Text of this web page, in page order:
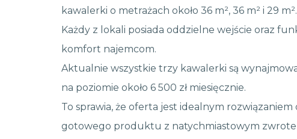
kawalerki o metrażach około 36 m², 36 m² i 29 m².
Każdy z lokali posiada oddzielne wejście oraz
komfort najemcom.
Aktualnie wszystkie trzy kawalerki są
na poziomie około 6 500 zł miesięcznie.
To sprawia, że oferta jest idealnym
gotowego produktu z natychmiastowym